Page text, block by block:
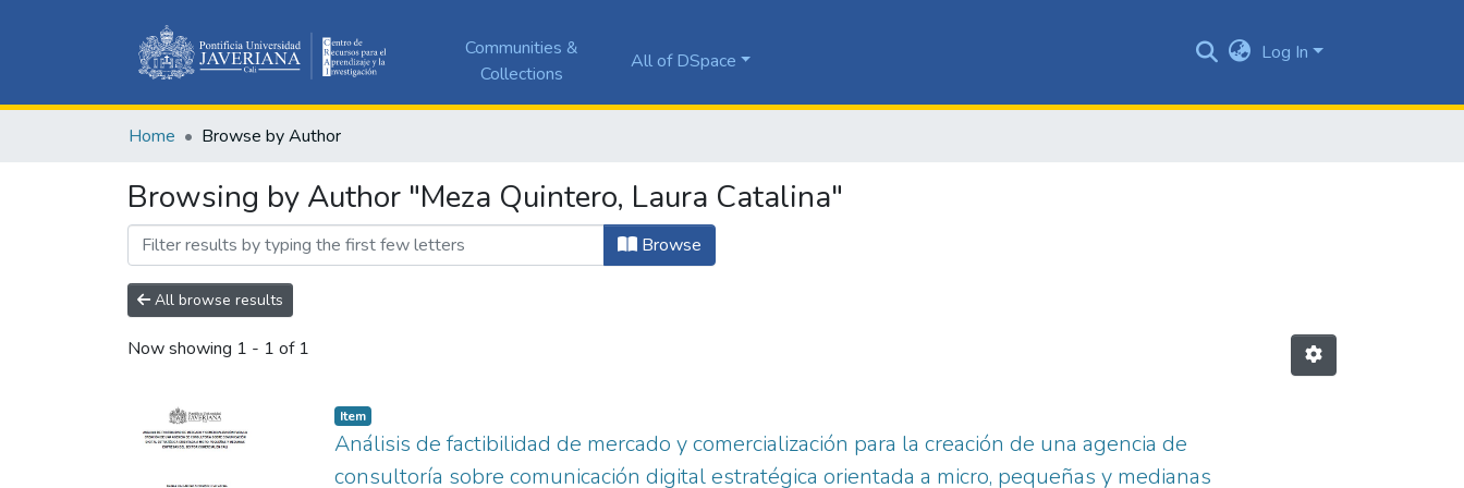
Communities &
Collections
All of DSpace Log In
Home Browse by Author
Browsing by Author "Meza Quintero, Laura Catalina"
Browse
All browse results
Now showing 1 - 1 of 1
Item
Análisis de factibilidad de mercado y comercialización para la creación de una agencia de
consultoría sobre comunicación digital estratégica orientada a micro, pequeñas y medianas